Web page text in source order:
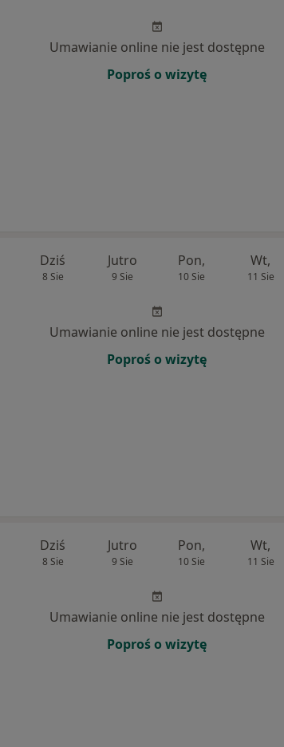
Umawianie online nie jest dostępne
Poproś o wizytę
Dziś
8 Sie
Jutro
9 Sie
Pon,
10 Sie
Wt,
11 Sie
Umawianie online nie jest dostępne
Poproś o wizytę
Dziś
8 Sie
Jutro
9 Sie
Pon,
10 Sie
Wt,
11 Sie
Umawianie online nie jest dostępne
Poproś o wizytę